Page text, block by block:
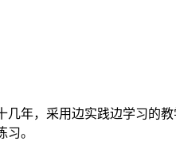
年，采用边实践边学习的
。